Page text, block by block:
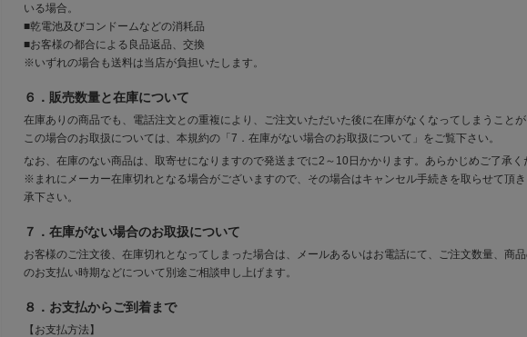
いる場合。
■乾電池及びコンドームなどの消耗品
■お客様の都合による良品返品、交換
※いずれの場合も送料は当店が負担いたします。
６．販売数量と在庫について
在庫ありの商品でも、電話注文との重複により、ご注文いただいた後に在庫がなくなってしまうことが
この場合のお取扱については、本規約の「7．在庫がない場合のお取扱について」をご覧下さい。
なお、在庫のない商品は、取寄せになりますので発送までに2～10日かかります。あらかじめご了承く
※まれにメーカー在庫切れとなる場合がございますので、その場合はキャンセル手続きを取らせて頂
承下さい。
７．在庫がない場合のお取扱について
お客様のご注文後、在庫切れとなってしまった場合は、メールあるいはお電話にて、ご注文数量、商
のお支払い時期などについて別途ご相談申し上げます。
８．お支払からご到着まで
【お支払方法】